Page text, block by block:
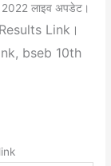
2022 लाइव अपडेट।
Results Link।
bseb 10th